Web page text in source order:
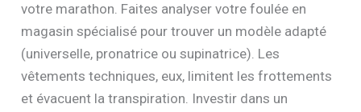
votre marathon. Faites analyser votre foulée en
magasin spécialisé pour trouver un modèle adapté
(universelle, pronatrice ou supinatrice). Les
vêtements techniques, eux, limitent les frottements
et évacuent la transpiration. Investir dans un